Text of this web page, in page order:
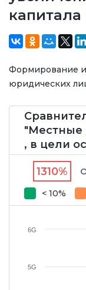
Формирование и
юридических
"Местные
, в цели
1310%
< 10%
5G
6G